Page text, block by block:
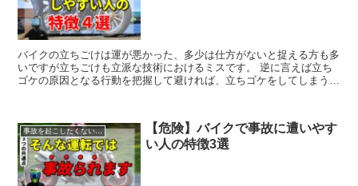
バイクの立ちごけは運が悪かった、多少は仕方がないと捉える方も多
いですが立ちごけも立派な技術におけるミスです。 逆に言えば立ち
ゴケの原因となる行動を把握して避ければ、立ちゴケをしてしまう確
事故を起こしたくない人へ
【危険】バイクで事故に遭いやす
い人の特徴3選